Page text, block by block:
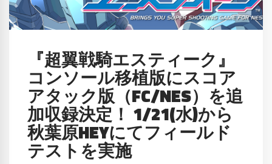
『超翼戦騎エスティーク』
コンソール移植版にスコア
アタック版（FC/NES）を追
加収録決定！ 1/21(水)から
秋葉原HEYにてフィールド
テストを実施